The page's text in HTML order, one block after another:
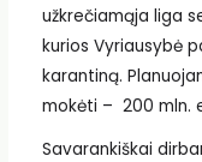
užkrečiamąja liga
kurios Vyriausybė
karantiną.
mokėti – 200 mln.
Savarankiškai